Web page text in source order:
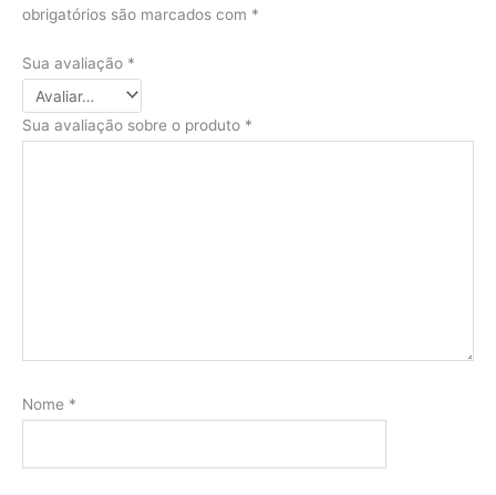
obrigatórios são marcados com *
Sua avaliação *
Sua avaliação sobre o produto *
Nome *